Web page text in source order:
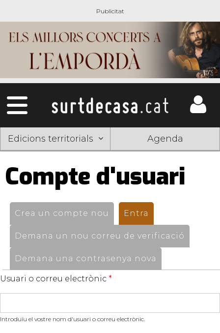
Edicions territorials Agenda
Compte d'usuari
Pestanyes
primàries
Crea un compte nou Entra
Demana un nou correu de verificació
Demana una contrasenya nova
Usuari o correu electrònic *
Introduïu el vostre nom d'usuari o correu electrònic.